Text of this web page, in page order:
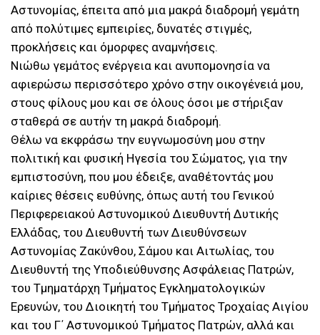
Αστυνομίας, έπειτα από μια μακρά διαδρομή γεμάτη
από πολύτιμες εμπειρίες, δυνατές στιγμές,
προκλήσεις και όμορφες αναμνήσεις.
Νιώθω γεμάτος ενέργεια και ανυπομονησία να
αφιερώσω περισσότερο χρόνο στην οικογένειά μου,
στους φίλους μου και σε όλους όσοι με στήριξαν
σταθερά σε αυτήν τη μακρά διαδρομή.
Θέλω να εκφράσω την ευγνωμοσύνη μου στην
πολιτική και φυσική Ηγεσία του Σώματος, για την
εμπιστοσύνη, που μου έδειξε, αναθέτοντάς μου
καίριες θέσεις ευθύνης, όπως αυτή του Γενικού
Περιφερειακού Αστυνομικού Διευθυντή Δυτικής
Ελλάδας, του Διευθυντή των Διευθύνσεων
Αστυνομίας Ζακύνθου, Σάμου και Αιτωλίας, του
Διευθυντή της Υποδιεύθυνσης Ασφάλειας Πατρών,
του Τμηματάρχη Τμήματος Εγκληματολογικών
Ερευνών, του Διοικητή του Τμήματος Τροχαίας Αιγίου
και του Γ΄ Αστυνομικού Τμήματος Πατρών, αλλά και